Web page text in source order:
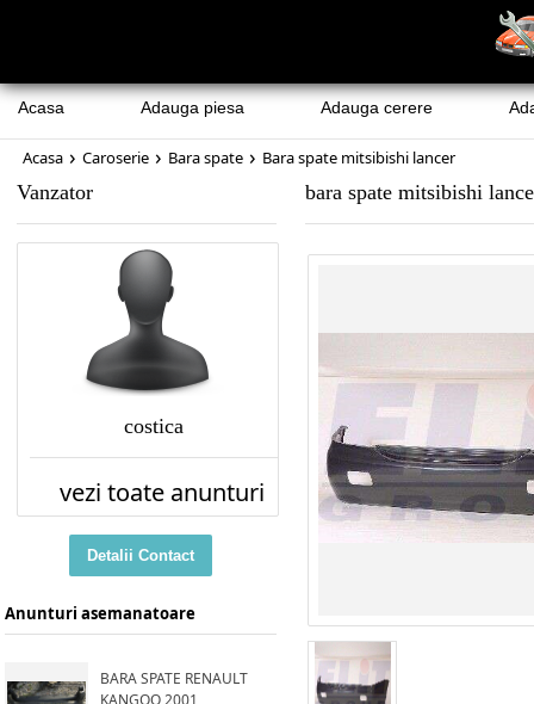
Acasa Adauga piesa Adauga cerere
Acasa › Caroserie › Bara spate › Bara spate mitsibishi lancer
Vanzator
costica
vezi toate anunturi
Detalii Contact
Anunturi asemanatoare
BARA SPATE RENAULT
KANGOO 2001
bara spate mitsibishi